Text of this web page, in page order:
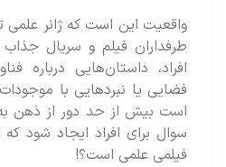
واقعیت این است که ژانر علمی‌
طرفداران فیلم و سریال جذاب
افراد، داستان‌هایی درباره‌
فضایی یا نبردهایی با موجودات
است بیش از حد دور از ذهن به نظر
سوال برای افراد ایجاد شود که
فیلمی علمی است؟!